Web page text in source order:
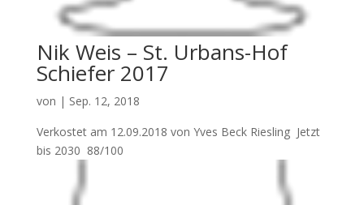
Nik Weis – St. Urbans-Hof
Schiefer 2017
von | Sep. 12, 2018
Verkostet am 12.09.2018 von Yves Beck Riesling Jetzt
bis 2030 88/100